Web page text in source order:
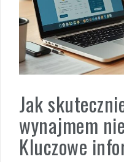
Jak
wynajmem
Kluczowe